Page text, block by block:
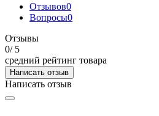
Отзывов0
Вопросы0
Отзывы
0/ 5
средний рейтинг товара
Написать отзыв
Написать отзыв